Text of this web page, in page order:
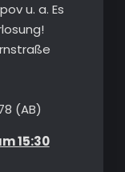
u. a. Es
(AB)
15:30